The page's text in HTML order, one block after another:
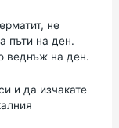
не
пъти на ден.
веднъж на ден.
и да изчакате